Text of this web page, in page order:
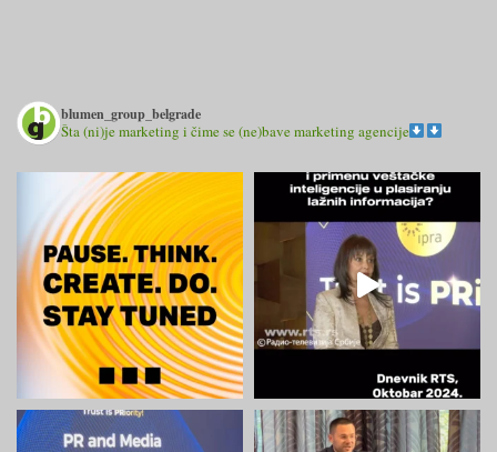
blumen_group_belgrade
Šta (ni)je marketing i čime se (ne)bave marketing agencije